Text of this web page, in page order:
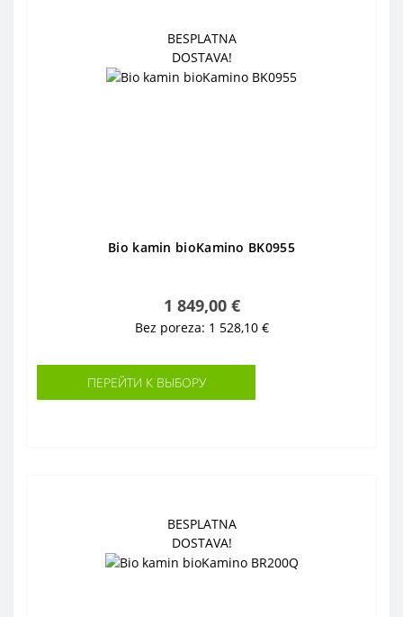
BESPLATNA
DOSTAVA!
Bio kamin bioKamino BK0955
1 849,00 €
Bez poreza: 1 528,10 €
ПЕРЕЙТИ К ВЫБОРУ
BESPLATNA
DOSTAVA!